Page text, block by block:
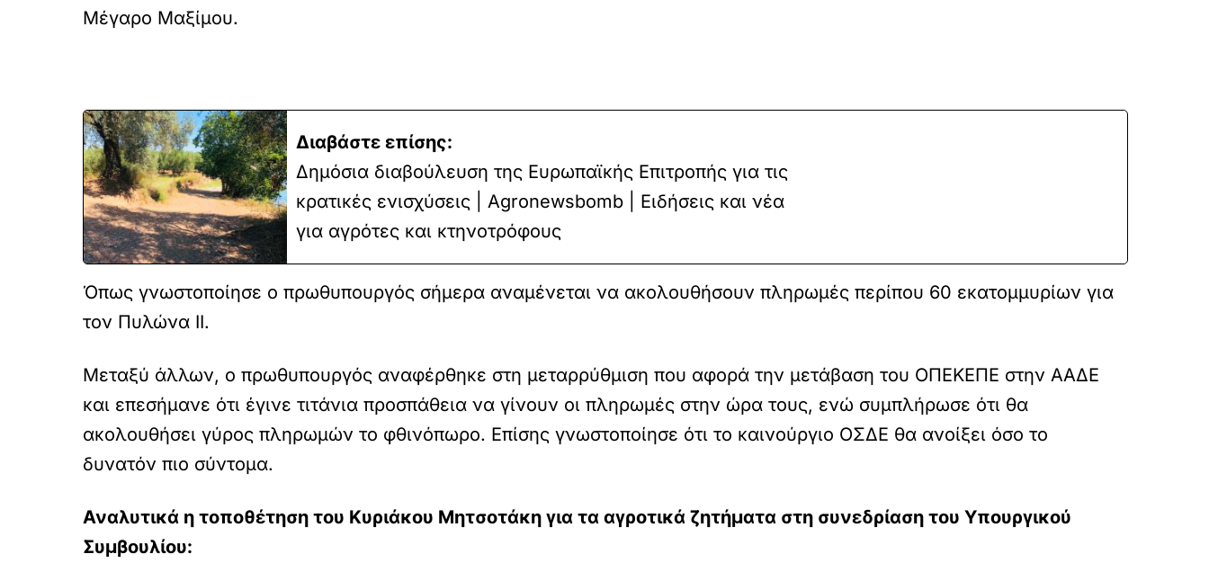
Μέγαρο Μαξίμου.
Διαβάστε επίσης:
Δημόσια διαβούλευση της Ευρωπαϊκής Επιτροπής για τις
κρατικές ενισχύσεις | Agronewsbomb | Ειδήσεις και νέα
για αγρότες και κτηνοτρόφους
Όπως γνωστοποίησε ο πρωθυπουργός σήμερα αναμένεται να ακολουθήσουν πληρωμές περίπου 60 εκατομμυρίων για
τον Πυλώνα ΙΙ.
Μεταξύ άλλων, ο πρωθυπουργός αναφέρθηκε στη μεταρρύθμιση που αφορά την μετάβαση του ΟΠΕΚΕΠΕ στην ΑΑΔΕ
και επεσήμανε ότι έγινε τιτάνια προσπάθεια να γίνουν οι πληρωμές στην ώρα τους, ενώ συμπλήρωσε ότι θα
ακολουθήσει γύρος πληρωμών το φθινόπωρο. Επίσης γνωστοποίησε ότι το καινούργιο ΟΣΔΕ θα ανοίξει όσο το
δυνατόν πιο σύντομα.
Αναλυτικά η τοποθέτηση του Κυριάκου Μητσοτάκη για τα αγροτικά ζητήματα στη συνεδρίαση του Υπουργικού
Συμβουλίου: